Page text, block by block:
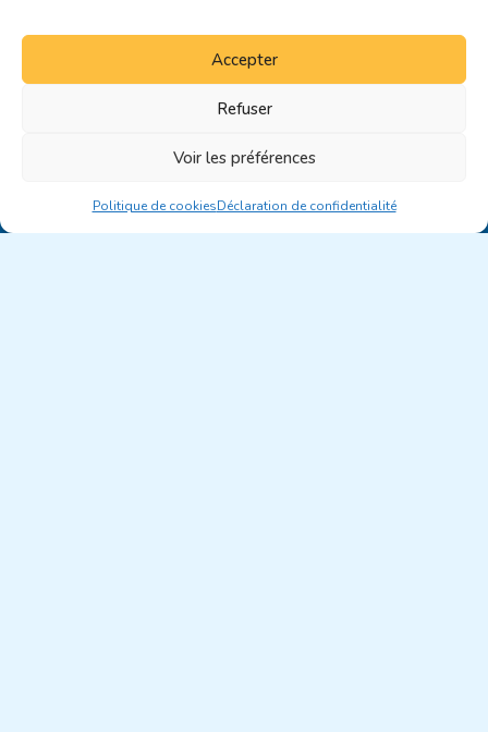
Accepter
Refuser
Voir les préférences
Politique de cookiesDéclaration de confidentialité
Je ne suis pas un robot